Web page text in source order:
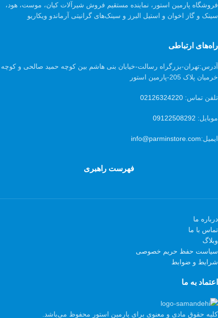
فروشگاه پارمین استور، نماینده مستقیم فروش شیرآلات کیان، موست، هود،
سینک و گاز اخوان و استیل البرز و سینک‌های گرانیتی آرماندو ویکاریو
راه‌های ارتباطی
آدرس:تهران-بزرگراه رسالت-خیابان بنی هاشم بین کوچه حمید صالحی و کوچه
خرمیان پلاک 205-پارمین استور
تلفن تماس: 02126324220
موبایل: 09122508292
ایمیل:info@parminstore.com
فهرست راهبری
درباره ما
تماس با ما
وبلاگ
سیاست حفظ حریم خصوصی
شرایط و ضوابط
اعتماد به ما
کلیه حقوق مادی و معنوی برای پارمین استور محفوظ می‌باشد.